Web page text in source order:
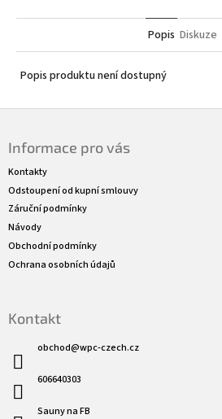
Popis Diskuze
Popis produktu není dostupný
Informace pro vás
Kontakty
Odstoupení od kupní smlouvy
Záruční podmínky
Návody
Obchodní podmínky
Ochrana osobních údajů
Kontakt
obchod@wpc-czech.cz
606640303
Sauny na FB